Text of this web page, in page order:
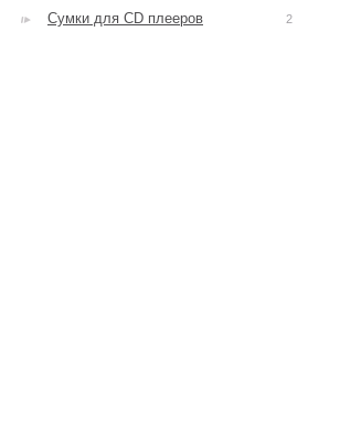
Сумки для CD плееров 2